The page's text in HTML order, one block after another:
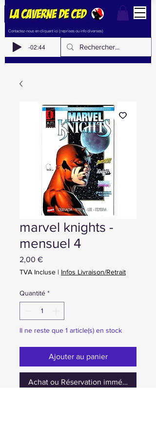
Contactez-nous en cliquant ici (reprises ou info diverses)
-02:44
marvel knights -
mensuel 4
2,00 €Prix
TVA Incluse | Infos Livraison/Retrait
Quantité *
Il ne reste que 1 article(s) en stock
Ajouter au panier
Achat ou Réservation immédiate